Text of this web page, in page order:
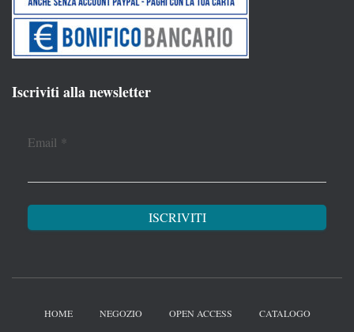
Iscriviti alla newsletter
Email *
HOME NEGOZIO OPEN ACCESS CATALOGO